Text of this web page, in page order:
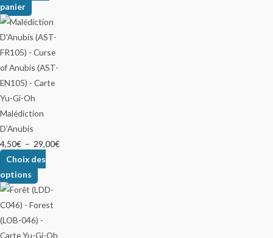
panier
Malédiction
D’Anubis
4,50€ – 29,00€
Choix des
options